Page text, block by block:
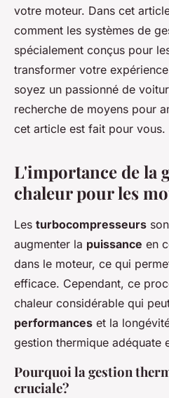
Victor •31 mai 2024•5 min de
votre moteur. Dans cet
comment les systèmes de
spécialement conçus pour
transformer votre
soyez un passionné de
recherche de moyens pour
cet article est fait pour vous.
L'importance de la
chaleur pour les
Les turbocompresseurs
augmenter la puissance en
dans le moteur, ce qui
efficace. Cependant, ce
chaleur considérable qui
performances et la
gestion thermique adéquate
Pourquoi la gestion
cruciale?